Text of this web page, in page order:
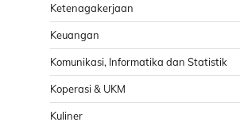
Ketenagakerjaan
Keuangan
Komunikasi, Informatika dan Statistik
Koperasi & UKM
Kuliner